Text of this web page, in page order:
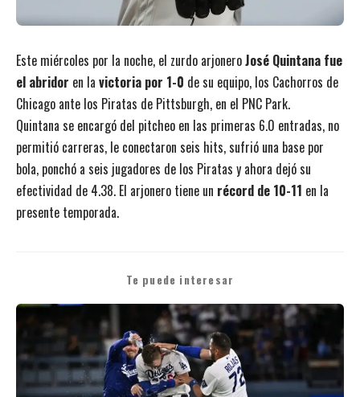
Este miércoles por la noche, el zurdo arjoneroJosé Quintana fue
el abridor en la victoria por 1-0 de su equipo, los Cachorros de
Chicago ante los Piratas de Pittsburgh, en el PNC Park.
Quintana se encargó del pitcheo en las primeras 6.0 entradas, no
permitió carreras, le conectaron seis hits, sufrió una base por
bola, ponchó a seis jugadores de los Piratas y ahora dejó su
efectividad de 4.38. El arjonero tiene un récord de 10-11 en la
presente temporada.
Te puede interesar